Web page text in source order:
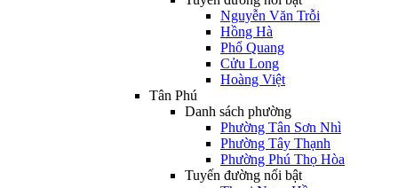
Nguyễn Văn Trỗi
Hồng Hà
Phổ Quang
Cửu Long
Hoàng Việt
Tân Phú
Danh sách phường
Phường Tân Sơn Nhì
Phường Tây Thạnh
Phường Phú Thọ Hòa
Tuyến đường nổi bật